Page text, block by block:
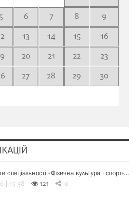
5 6 7 8
9
13 14 15
16
20 21 22
23
27 28 29
30
спеціальності «Фізична культура і спорт»…
| 15:38 121 0